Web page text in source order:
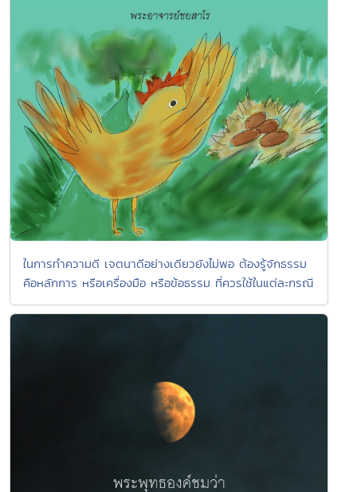
ในการทำความดี เจตนาดีอย่างเดียวยังไม่พอ ต้องรู้จักธรรม
คือหลักการ หรือเครื่องมือ หรือข้อธรรม ที่ควรใช้ในแต่ละกรณี